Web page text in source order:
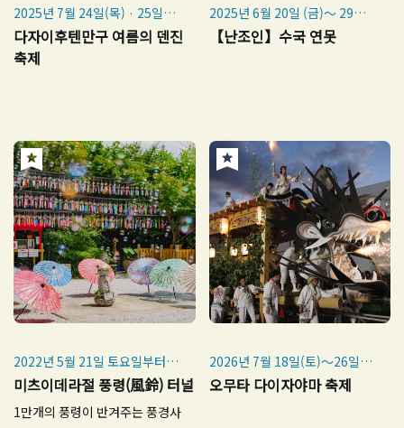
2025년 7월 24일(목) · 25일
(금)
※매년 7월 24일·25일
다자이후텐만구 여름의 덴진
축제
2025년 6월 20일 (금)～ 29일
(일)
【난조인】수국 연못
2022년 5월 21일 토요일부터 9
월 30일 금요일까지
태풍의 영향으로 9월 14일(수)
에 중지되었습니다.
미츠이데라절 풍령(風鈴) 터널
1만개의 풍령이 반겨주는 풍경사
2026년 7월 18일(토)～26일
(일)
※ 7월18일(토), 19일(일) 미나
오무타 다이자야마 축제